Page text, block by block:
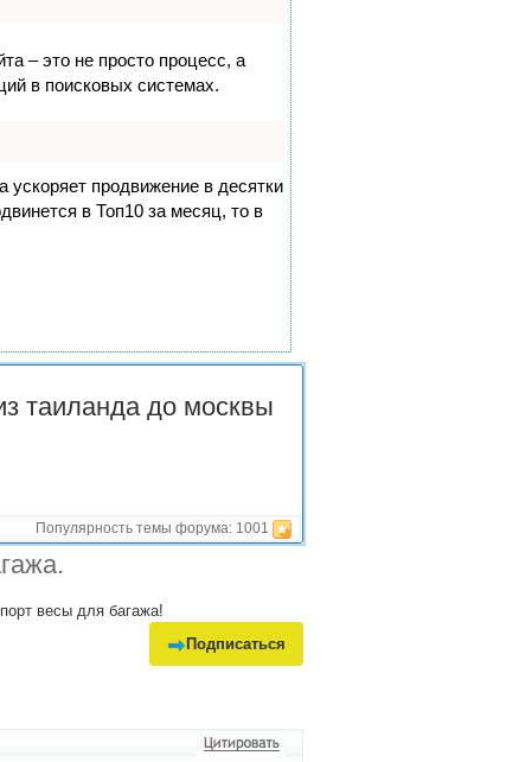
– это не просто процесс, а
в поисковых системах.
ускоряет продвижение в десятки
в Топ10 за месяц, то в
таиланда до москвы
Популярность темы форума: 1001
весы для багажа!
Подписаться